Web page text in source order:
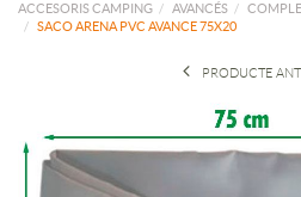
ACCESORIS CAMPING AVANCÉS
SACO ARENA PVC AVANCE 75X20
PRODUCTE